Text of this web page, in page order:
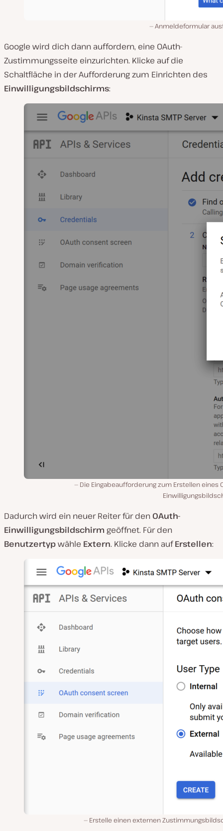
Anmeldeformular
Google wird dich dann auffordern, eine OAuth-
Zustimmungsseite einzurichten. Klicke auf die
Schaltfläche in der Aufforderung zum Einrichten des
Einwilligungsbildschirms:
Die Eingabeaufforderung zum Erstellen eines
Dadurch wird ein neuer Reiter für den OAuth-
Einwilligungsbildschirm geöffnet. Für den
Benutzertypwähle Extern. Klicke dann aufErstellen:
Erstelle einen externen